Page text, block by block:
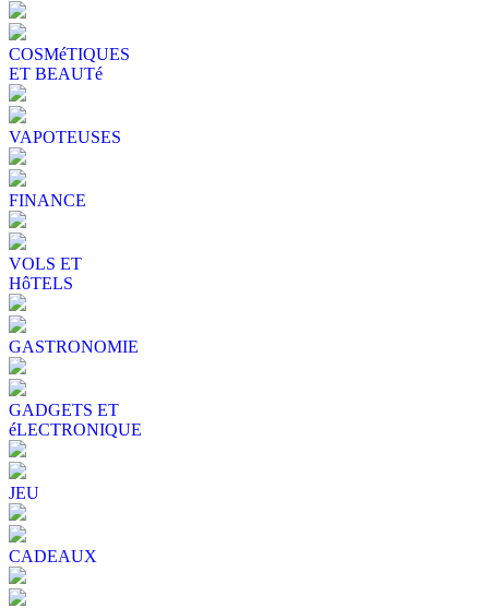
COSMéTIQUES
ET BEAUTé
VAPOTEUSES
FINANCE
VOLS ET
HôTELS
GASTRONOMIE
GADGETS ET
éLECTRONIQUE
JEU
CADEAUX